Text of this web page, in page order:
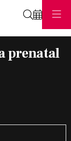
prenatal